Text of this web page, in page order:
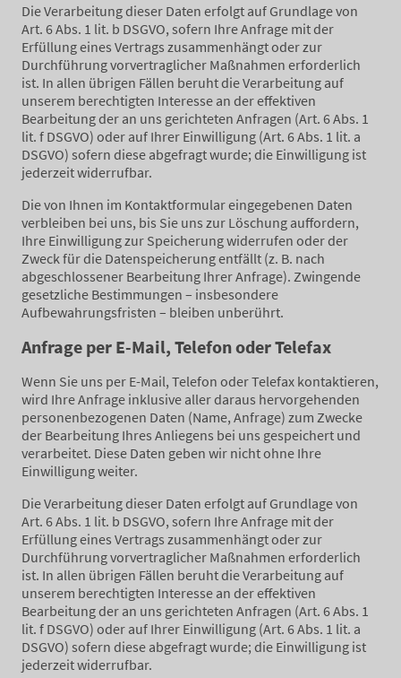
Die Verarbeitung dieser Daten erfolgt auf Grundlage von
Art. 6 Abs. 1 lit. b DSGVO, sofern Ihre Anfrage mit der
Erfüllung eines Vertrags zusammenhängt oder zur
Durchführung vorvertraglicher Maßnahmen erforderlich
ist. In allen übrigen Fällen beruht die Verarbeitung auf
unserem berechtigten Interesse an der effektiven
Bearbeitung der an uns gerichteten Anfragen (Art. 6 Abs. 1
lit. f DSGVO) oder auf Ihrer Einwilligung (Art. 6 Abs. 1 lit. a
DSGVO) sofern diese abgefragt wurde; die Einwilligung ist
jederzeit widerrufbar.
Die von Ihnen im Kontaktformular eingegebenen Daten
verbleiben bei uns, bis Sie uns zur Löschung auffordern,
Ihre Einwilligung zur Speicherung widerrufen oder der
Zweck für die Datenspeicherung entfällt (z. B. nach
abgeschlossener Bearbeitung Ihrer Anfrage). Zwingende
gesetzliche Bestimmungen – insbesondere
Aufbewahrungsfristen – bleiben unberührt.
Anfrage per E-Mail, Telefon oder Telefax
Wenn Sie uns per E-Mail, Telefon oder Telefax kontaktieren,
wird Ihre Anfrage inklusive aller daraus hervorgehenden
personenbezogenen Daten (Name, Anfrage) zum Zwecke
der Bearbeitung Ihres Anliegens bei uns gespeichert und
verarbeitet. Diese Daten geben wir nicht ohne Ihre
Einwilligung weiter.
Die Verarbeitung dieser Daten erfolgt auf Grundlage von
Art. 6 Abs. 1 lit. b DSGVO, sofern Ihre Anfrage mit der
Erfüllung eines Vertrags zusammenhängt oder zur
Durchführung vorvertraglicher Maßnahmen erforderlich
ist. In allen übrigen Fällen beruht die Verarbeitung auf
unserem berechtigten Interesse an der effektiven
Bearbeitung der an uns gerichteten Anfragen (Art. 6 Abs. 1
lit. f DSGVO) oder auf Ihrer Einwilligung (Art. 6 Abs. 1 lit. a
DSGVO) sofern diese abgefragt wurde; die Einwilligung ist
jederzeit widerrufbar.